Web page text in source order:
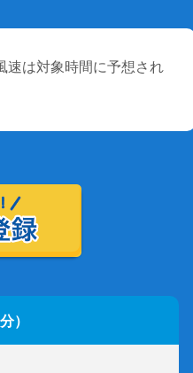
速は対象時間に予想され
）